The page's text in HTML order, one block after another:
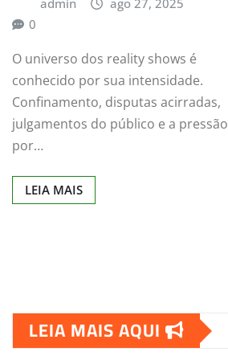
admin
ago 27, 2025
0
O universo dos reality shows é
conhecido por sua intensidade.
Confinamento, disputas acirradas,
julgamentos do público e a pressão
por…
LEIA MAIS
de
posts
LEIA MAIS AQUI